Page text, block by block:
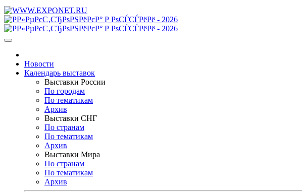
Новости
Календарь выставок
Выставки России
По городам
По тематикам
Архив
Выставки СНГ
По странам
По тематикам
Архив
Выставки Мира
По странам
По тематикам
Архив